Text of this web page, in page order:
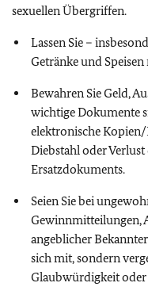
sexuellen Übergriffen.
Lassen Sie –
Getränke und
Bewahren Sie Geld,
wichtige Dokumente
elektronische
Diebstahl oder
Ersatzdokuments.
Seien Sie bei
Gewinnmitteilungen,
angeblicher
sich mit, sondern
Glaubwürdigkeit oder